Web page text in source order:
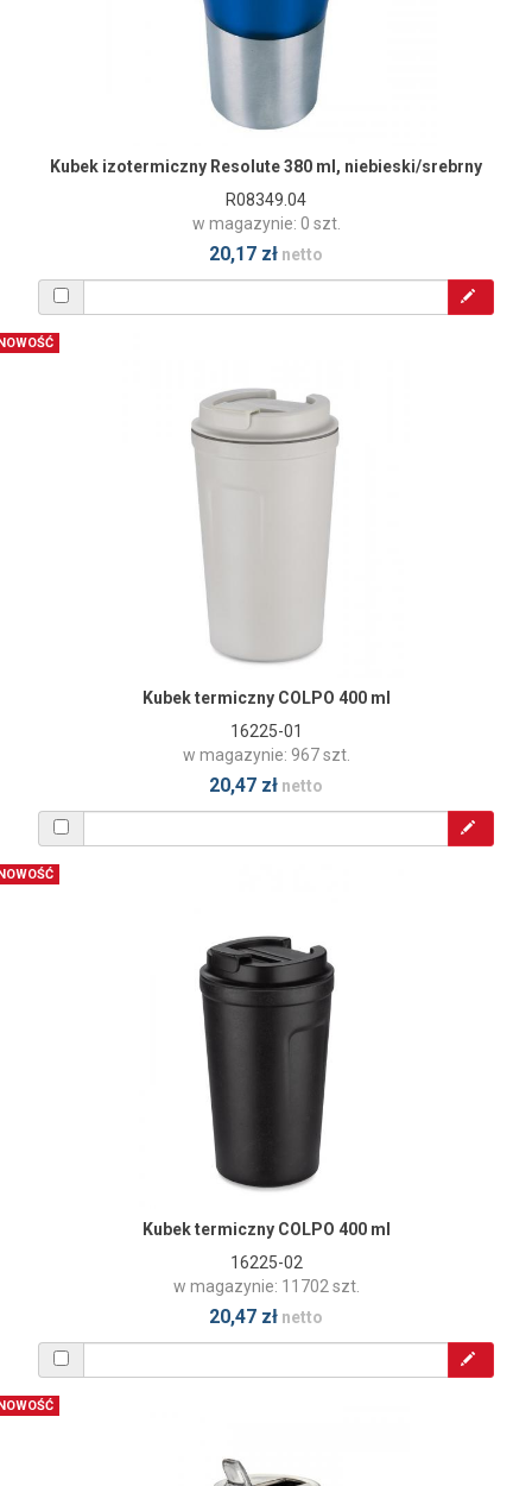
Kubek izotermiczny Resolute 380 ml, niebieski/srebrny
R08349.04
w magazynie: 0 szt.
20,17 zł netto
Kubek termiczny COLPO 400 ml
16225-01
w magazynie: 967 szt.
20,47 zł netto
Kubek termiczny COLPO 400 ml
16225-02
w magazynie: 11702 szt.
20,47 zł netto